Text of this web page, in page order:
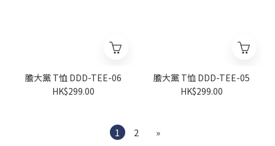
膽大黨 T恤 DDD-TEE-06
HK$299.00
膽大黨 T恤 DDD-TEE-05
HK$299.00
1 2 »